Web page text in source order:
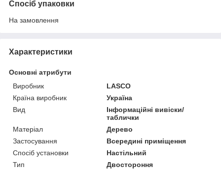
Спосіб упаковки
На замовлення
Характеристики
Основні атрибути
Виробник
LASCO
Країна виробник
Україна
Вид
Інформаційні вивіски/
таблички
Матеріал
Дерево
Застосування
Всередині приміщення
Спосіб установки
Настільний
Тип
Двостороння